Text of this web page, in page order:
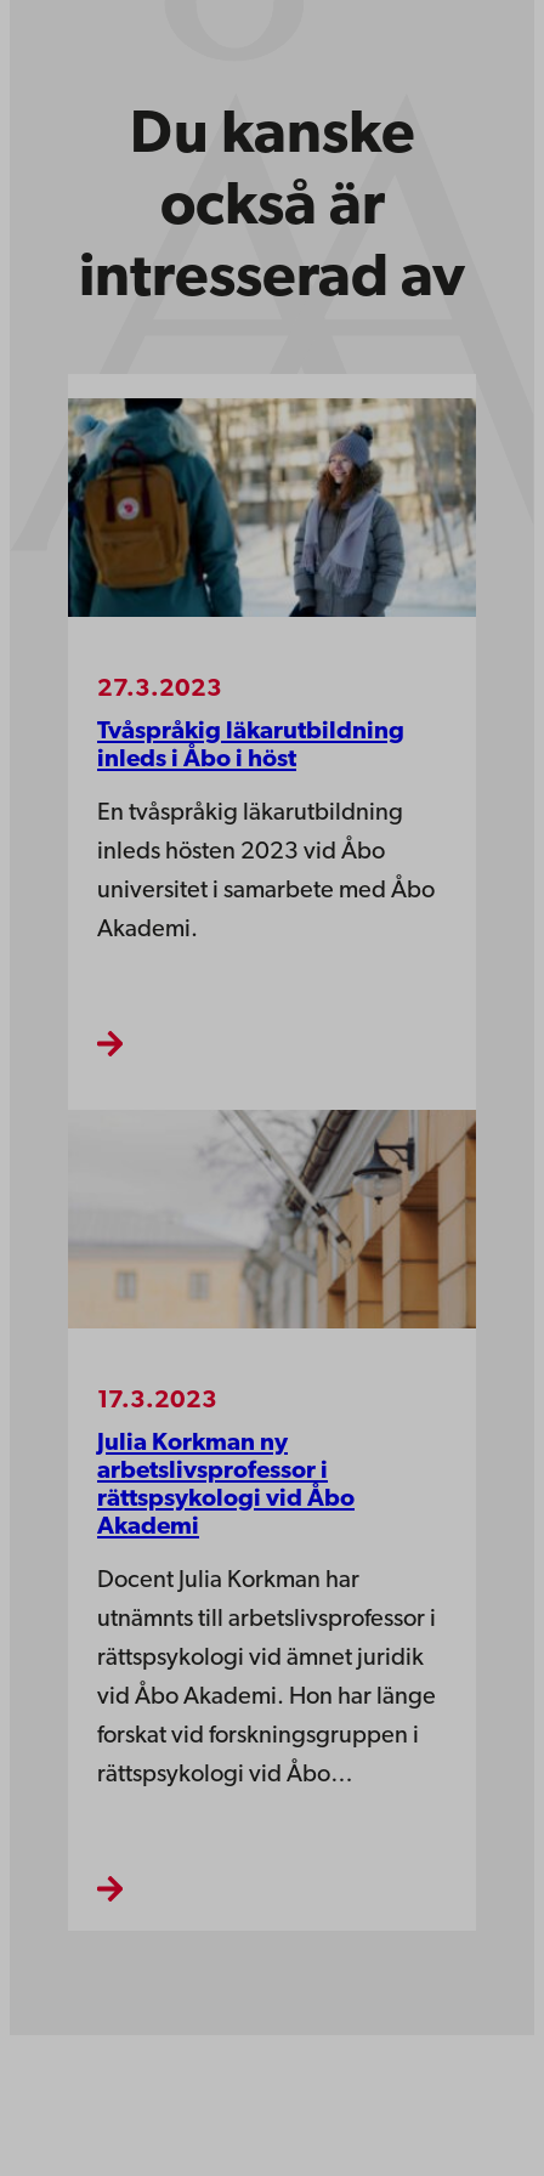
Du kanske
också är
intresserad av
27.3.2023
Tvåspråkig läkarutbildning
inleds i Åbo i höst
En tvåspråkig läkarutbildning
inleds hösten 2023 vid Åbo
universitet i samarbete med Åbo
Akademi.
17.3.2023
Julia Korkman ny
arbetslivsprofessor i
rättspsykologi vid Åbo
Akademi
Docent Julia Korkman har
utnämnts till arbetslivsprofessor i
rättspsykologi vid ämnet juridik
vid Åbo Akademi. Hon har länge
forskat vid forskningsgruppen i
rättspsykologi vid Åbo…